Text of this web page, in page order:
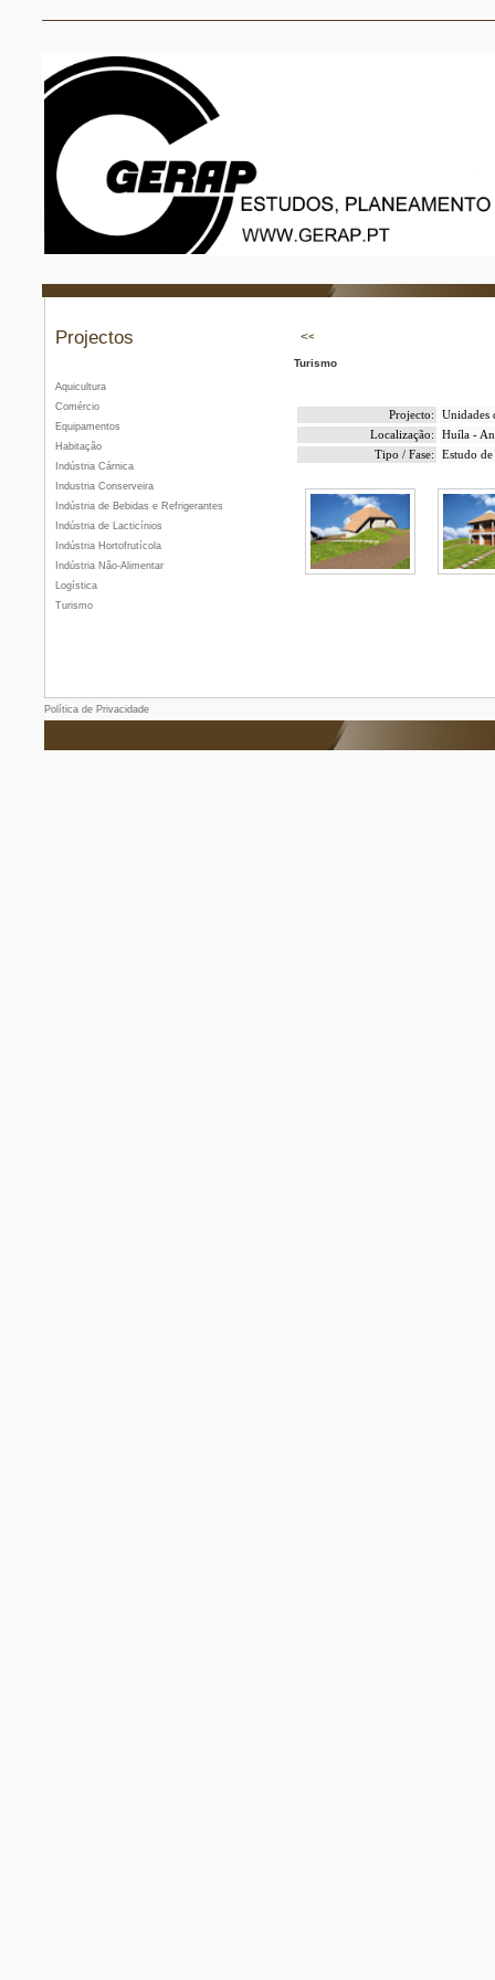
Projectos
Aquicultura
Comércio
Equipamentos
Habitação
Indústria Cárnica
Industria Conserveira
Indústria de Bebidas e Refrigerantes
Indústria de Lacticínios
Indústria Hortofrutícola
Indústria Não-Alimentar
Logística
Turismo
Turismo
Projecto:
Unidades
Localização:
Huíla -
Tipo / Fase:
Estudo
Política de Privacidade